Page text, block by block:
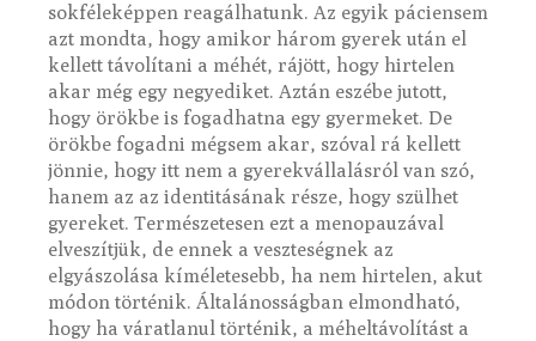
sokféleképpen reagálhatunk. Az egyik páciensem
azt mondta, hogy amikor három gyerek után el
kellett távolítani a méhét, rájött, hogy hirtelen
akar még egy negyediket. Aztán eszébe jutott,
hogy örökbe is fogadhatna egy gyermeket. De
örökbe fogadni mégsem akar, szóval rá kellett
jönnie, hogy itt nem a gyerekvállalásról van szó,
hanem az az identitásának része, hogy szülhet
gyereket. Természetesen ezt a menopauzával
elveszítjük, de ennek a veszteségnek az
elgyászolása kíméletesebb, ha nem hirtelen, akut
módon történik. Általánosságban elmondható,
hogy ha váratlanul történik, a méheltávolítást a